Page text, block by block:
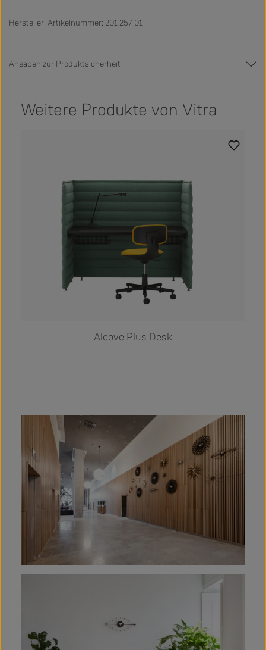
Hersteller-Artikelnummer: 201 257 01
Angaben zur Produktsicherheit
Weitere Produkte von Vitra
Alcove Plus Desk